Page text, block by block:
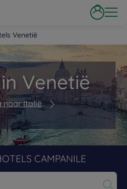
Venetië
Venetië
naar Italië
CAMPANILE